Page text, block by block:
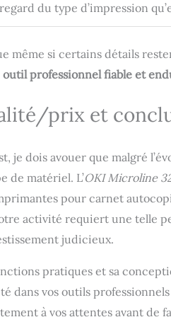
regard du type d’impression
même si certains détails
outil professionnel fiable et
prix et
je dois avouer que malgré
de matériel. L’OKI Microline
pour carnet
activité requiert une telle
judicieux.
pratiques et sa
dans vos outils
à vos attentes avant de